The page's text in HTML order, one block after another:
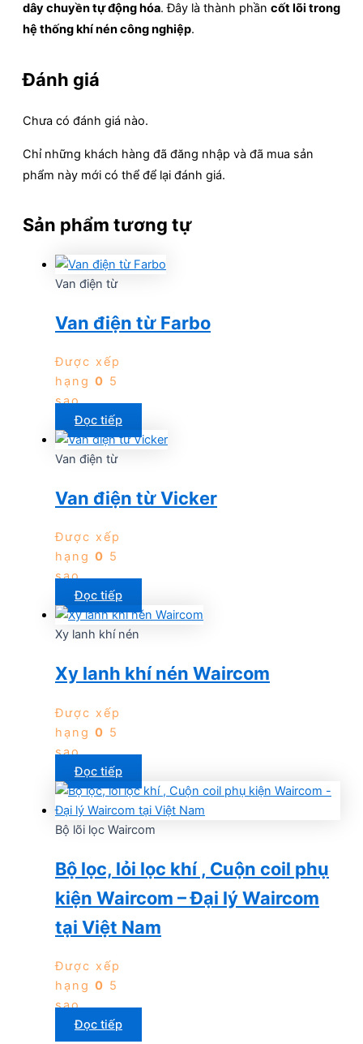
dây chuyền tự động hóa. Đây là thành phần cốt lõi trong
hệ thống khí nén công nghiệp.
Đánh giá
Chưa có đánh giá nào.
Chỉ những khách hàng đã đăng nhập và đã mua sản
phẩm này mới có thể để lại đánh giá.
Sản phẩm tương tự
Van điện từ
Van điện từ Farbo
Được xếp
hạng 0 5
sao
Đọc tiếp
Van điện từ
Van điện từ Vicker
Được xếp
hạng 0 5
sao
Đọc tiếp
Xy lanh khí nén
Xy lanh khí nén Waircom
Được xếp
hạng 0 5
sao
Đọc tiếp
Bộ lõi lọc Waircom
Bộ lọc, lỏi lọc khí , Cuộn coil phụ
kiện Waircom – Đại lý Waircom
tại Việt Nam
Được xếp
hạng 0 5
sao
Đọc tiếp